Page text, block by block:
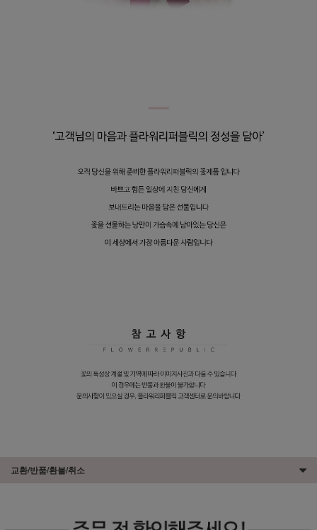
교환/반품/환불/취소